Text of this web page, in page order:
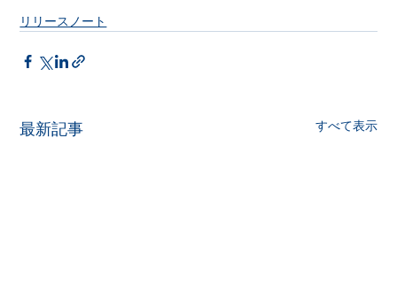
リリースノート
最新記事 すべて表示